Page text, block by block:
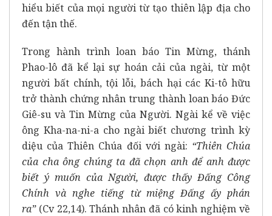
hiểu biết của mọi người từ tạo thiên lập địa cho
đến tận thế.
Trong hành trình loan báo Tin Mừng, thánh
Phao-lô đã kể lại sự hoán cải của ngài, từ một
người bất chính, tội lỗi, bách hại các Ki-tô hữu
trở thành chứng nhân trung thành loan báo Đức
Giê-su và Tin Mừng của Người. Ngài kể về việc
ông Kha-na-ni-a cho ngài biết chương trình kỳ
diệu của Thiên Chúa đối với ngài: “Thiên Chúa
của cha ông chúng ta đã chọn anh để anh được
biết ý muốn của Người, được thấy Đấng Công
Chính và nghe tiếng từ miệng Đấng ấy phán
ra”(Cv 22,14). Thánh nhân đã có kinh nghiệm về